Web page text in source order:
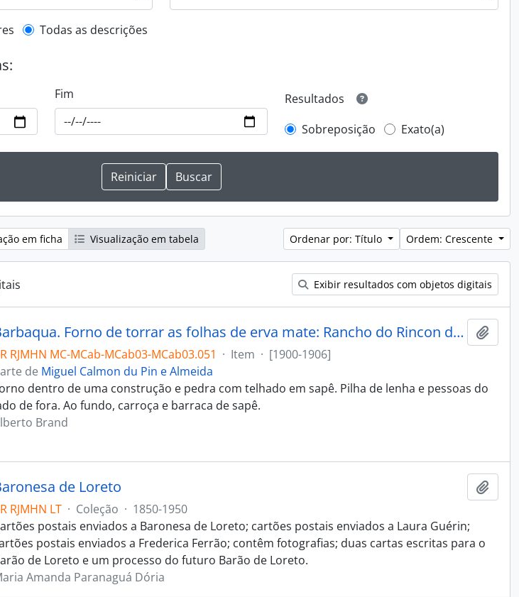
superior
Todas as descrições
Fim
Resultados
Sobreposição
Exato(a)
em ficha Visualização em tabela Ordenar por: Título Ordem: Crescente
Exibir resultados com objetos digitais
Barbaqua. Forno de torrar as folhas de erva mate: Rancho do Rincon do Julio
RJMHN MC-MCab-MCab03-MCab03.051 · Item · [1900-1906]
de Miguel Calmon du Pin e Almeida
dentro de uma construção e pedra com telhado em sapê. Pilha de lenha e pessoas do
de fora. Ao fundo, carroça e barraca de sapê.
Brand
de Loreto
RJMHN LT · Coleção · 1850-1950
postais enviados a Baronesa de Loreto; cartões postais enviados a Laura Guérin;
postais enviados a Frederica Ferrão; contêm fotografias; duas cartas escritas para o
de Loreto e um processo do futuro Barão de Loreto.
Amanda Paranaguá Dória